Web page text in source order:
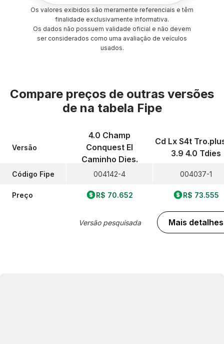
Os valores exibidos são meramente referenciais e têm
finalidade exclusivamente informativa.
Os dados não possuem validade oficial e não devem
ser considerados como uma avaliação de veículos
usados.
Compare preços de outras versões
de na tabela Fipe
Versão
Código Fipe
Preço
4.0 Champ
Conquest El
Caminho Dies.
004142-4
R$ 70.652
Versão pesquisada
Cd Lx S4t
3.9 4.0 Tdies
004037-1
R$ 73.555
Mais detalhes